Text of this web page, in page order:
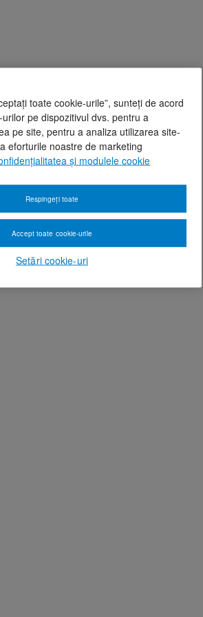
toate cookie-urile”, sunteți de acord
pe dispozitivul dvs. pentru a
pe site, pentru a analiza utilizarea site-
eforturile noastre de marketing
și modulele cookie
Setări cookie-uri
Respingeți toate
Accept toate cookie-urile